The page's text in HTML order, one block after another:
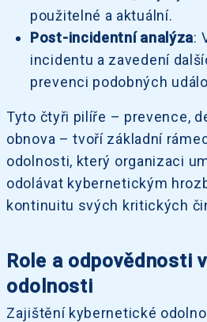
použitelné a aktuální.
Post-incidentní analýza:
incidentu a zavedení
prevenci podobných
Tyto čtyři pilíře – prevence,
obnova – tvoří základní
odolnosti, který organizaci
odolávat kybernetickým
kontinuitu svých kritických
Role a odpovědnosti
odolnosti
Zajištění kybernetické